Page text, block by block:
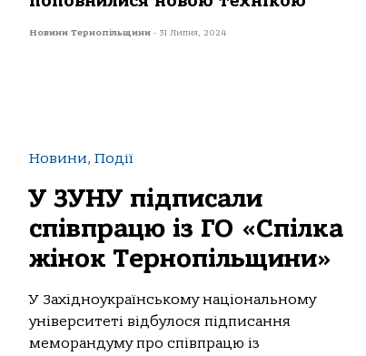
Новини Тернопільщини - 31 Липня, 2024
Новини, Події
У ЗУНУ підписали
співпрацю із ГО «Спілка
жінок Тернопільщини»
У Західноукраїнському національному
університеті відбулося підписання
меморандуму про співпрацю із